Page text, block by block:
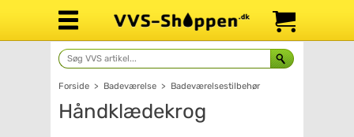
Forside > Badeværelse > Badeværelsestilbehør
Håndklædekrog